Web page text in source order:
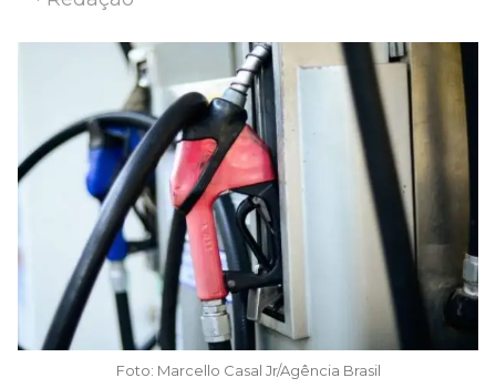
Foto: Marcello Casal Jr/Agência Brasil